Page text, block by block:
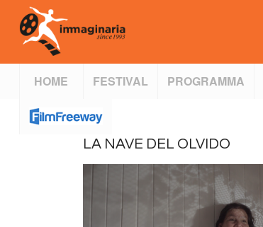
HOME FESTIVAL PROGRAMMA
LA NAVE DEL OLVIDO